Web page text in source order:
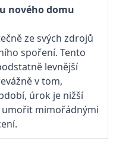
nového domu
ze svých zdrojů
spoření. Tento
levnější
v tom,
úrok je nižší
umořit mimořádnými